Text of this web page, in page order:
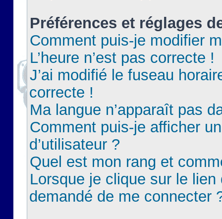
Préférences et réglages
Comment puis-je modifier
L’heure n’est pas correcte !
J’ai modifié le fuseau
correcte !
Ma langue n’apparaît pas
Comment puis-je afficher
d’utilisateur ?
Quel est mon rang et
Lorsque je clique sur le lien
demandé de me connecter